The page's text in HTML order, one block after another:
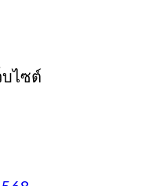
บไซต์